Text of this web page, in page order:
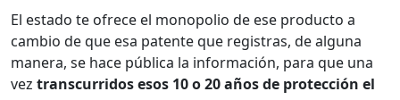
El estado te ofrece el monopolio de ese producto a
cambio de que esa patente que registras, de alguna
manera, se hace pública la información, para que una
vez transcurridos esos 10 o 20 años de protección el